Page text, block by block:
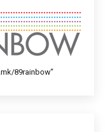
89rainbow”